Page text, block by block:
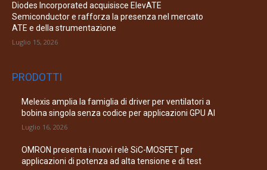
Diodes Incorporated acquisisce ElevATE
Semiconductor e rafforza la presenza nel mercato
ATE e della strumentazione
Luglio 15, 2026
PRODOTTI
Melexis amplia la famiglia di driver per ventilatori a
bobina singola senza codice per applicazioni GPU AI
Luglio 16, 2026
OMRON presenta i nuovi relè SiC-MOSFET per
applicazioni di potenza ad alta tensione e di test